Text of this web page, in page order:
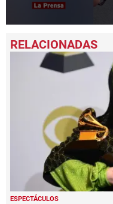
seconds
of
minutes,
ESPECTÁCULOS